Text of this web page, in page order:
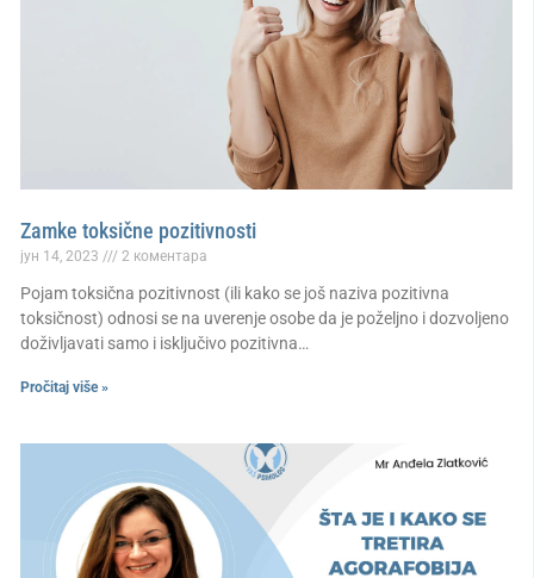
Zamke toksične pozitivnosti
јун 14, 2023 2 коментара
Pojam toksična pozitivnost (ili kako se još naziva pozitivna
toksičnost) odnosi se na uverenje osobe da je poželjno i dozvoljeno
doživljavati samo i isključivo pozitivna…
Pročitaj više »